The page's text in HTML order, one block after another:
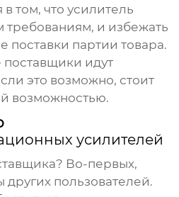
в том, что усилитель
требованиям, и избежать
поставки партии товара.
идут
это возможно, стоит
возможностью.
усилителей
Во-первых,
других пользователей.